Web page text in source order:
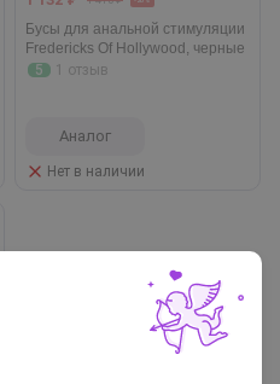
Бусы для анальной стимуляции
Fredericks Of Hollywood, черные
5
1 отзыв
Аналог
Нет в наличии